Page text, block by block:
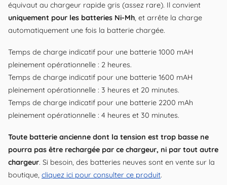
équivaut au chargeur rapide gris (assez rare). Il convient
uniquement pour les batteries Ni-Mh, et arrête la charge
automatiquement une fois la batterie chargée.
Temps de charge indicatif pour une batterie 1000 mAH
pleinement opérationnelle : 2 heures.
Temps de charge indicatif pour une batterie 1600 mAH
pleinement opérationnelle : 3 heures et 20 minutes.
Temps de charge indicatif pour une batterie 2200 mAh
pleinement opérationnelle : 4 heures et 30 minutes.
Toute batterie ancienne dont la tension est trop basse ne
pourra pas être rechargée par ce chargeur, ni par tout autre
chargeur. Si besoin, des batteries neuves sont en vente sur la
boutique, cliquez ici pour consulter ce produit.